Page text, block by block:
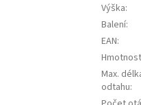
Výška:
Balení:
EAN:
Hmotnost
Max.
odtahu: